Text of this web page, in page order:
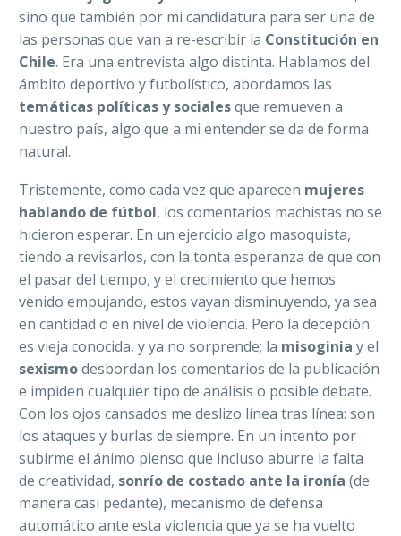
sino que también por mi candidatura para ser una de
las personas que van a re-escribir la Constitución en
Chile. Era una entrevista algo distinta. Hablamos del
ámbito deportivo y futbolístico, abordamos las
temáticas políticas y socialesque remueven a
nuestro país, algo que a mi entender se da de forma
natural.
Tristemente, como cada vez que aparecen mujeres
hablando de fútbol, los comentarios machistas no se
hicieron esperar. En un ejercicio algo masoquista,
tiendo a revisarlos, con la tonta esperanza de que con
el pasar del tiempo, y el crecimiento que hemos
venido empujando, estos vayan disminuyendo, ya sea
en cantidad o en nivel de violencia. Pero la decepción
es vieja conocida, y ya no sorprende; la misoginia y el
sexismodesbordan los comentarios de la publicación
e impiden cualquier tipo de análisis o posible debate.
Con los ojos cansados me deslizo línea tras línea: son
los ataques y burlas de siempre. En un intento por
subirme el ánimo pienso que incluso aburre la falta
de creatividad, sonrío de costado ante la ironía (de
manera casi pedante), mecanismo de defensa
automático ante esta violencia que ya se ha vuelto